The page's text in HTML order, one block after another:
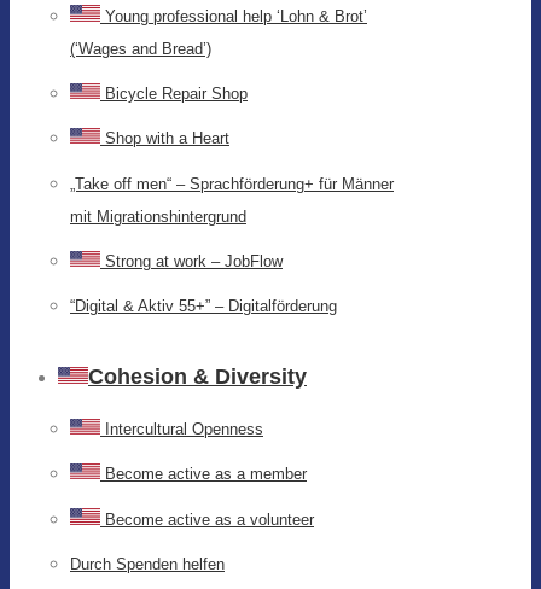
Young professional help ‘Lohn & Brot’
(‘Wages and Bread’)
Bicycle Repair Shop
Shop with a Heart
„Take off men“ – Sprachförderung+ für Männer
mit Migrationshintergrund
Strong at work – JobFlow
“Digital & Aktiv 55+” – Digitalförderung
Cohesion & Diversity
Intercultural Openness
Become active as a member
Become active as a volunteer
Durch Spenden helfen